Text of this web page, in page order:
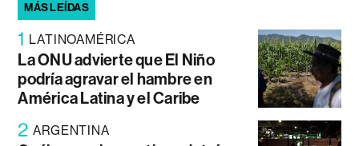
MÁS LEÍDAS
1 LATINOAMÉRICA
La ONU advierte que El Niño
podría agravar el hambre en
América Latina y el Caribe
2 ARGENTINA